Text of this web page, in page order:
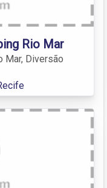
Rio Mar
Mar, Diversão